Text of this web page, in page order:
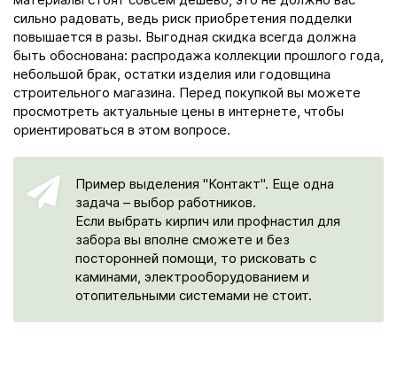
сильно радовать, ведь риск приобретения подделки
повышается в разы. Выгодная скидка всегда должна
быть обоснована: распродажа коллекции прошлого года,
небольшой брак, остатки изделия или годовщина
строительного магазина. Перед покупкой вы можете
просмотреть актуальные цены в интернете, чтобы
ориентироваться в этом вопросе.
Пример выделения "Контакт". Еще одна
задача – выбор работников.
Если выбрать кирпич или профнастил для
забора вы вполне сможете и без
посторонней помощи, то рисковать с
каминами, электрооборудованием и
отопительными системами не стоит.